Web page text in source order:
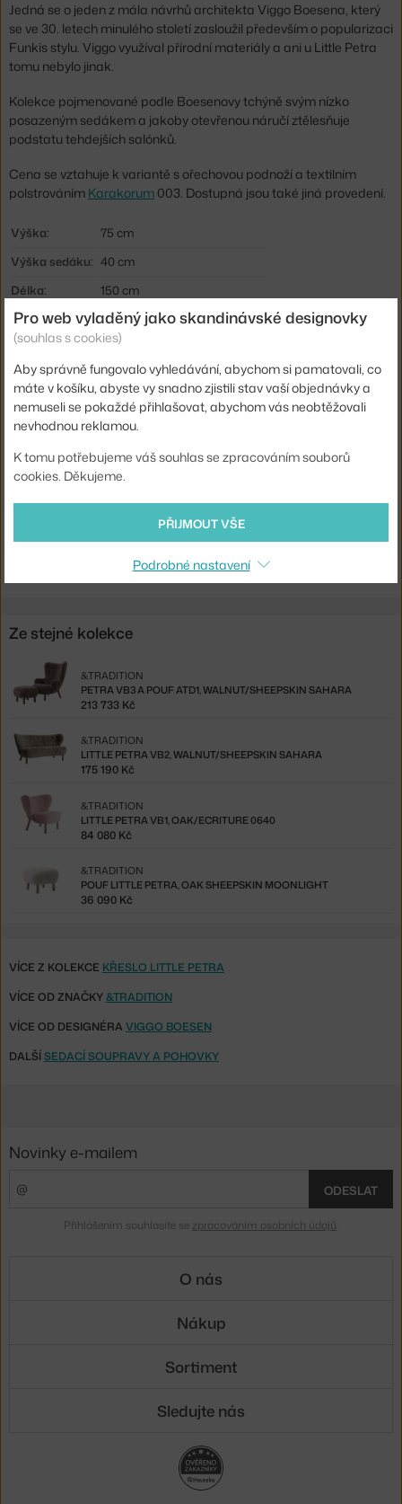
Jedná se o jeden z mála návrhů architekta Viggo Boesena, který
se ve 30. letech minulého století zasloužil především o popularizaci
Funkis stylu. Viggo využíval přírodní materiály a ani u Little Petra
tomu nebylo jinak.
Kolekce pojmenované podle Boesenovy tchýně svým nízko
posazeným sedákem a jakoby otevřenou náručí ztělesňuje
podstatu tehdejších salónků.
Cena se vztahuje k variantě s ořechovou podnoží a textilním
polstrováním Karakorum 003. Dostupná jsou také jiná provedení.
Výška:
75 cm
Výška sedáku: 40 cm
Délka:
150 cm
Hloubka:
83 cm
Hmotnost:
35 kg
Barva:
krémová
Materiál:
ořechové dřevo, textilní potah
Kód produktu
AND-134428A235A020A399
EAN
5705385018606
Ste zo Slovenska? Prejdite naSofa Little Petra VB2, walnut /
Shopping from the EU? Switch toLittle Petra VB2, walnut /
Ze stejné kolekce
PETRA VB3 A POUF ATD1, WALNUT/SHEEPSKIN SAHARA
&TRADITION
213 733 Kč
LITTLE PETRA VB2, WALNUT/SHEEPSKIN SAHARA
&TRADITION
175 190 Kč
LITTLE PETRA VB1, OAK/ECRITURE 0640
&TRADITION
84 080 Kč
POUF LITTLE PETRA, OAK SHEEPSKIN MOONLIGHT
&TRADITION
36 090 Kč
VÍCE Z KOLEKCE KŘESLO LITTLE PETRA
VÍCE OD ZNAČKY&TRADITION
VÍCE OD DESIGNÉRA VIGGO BOESEN
DALŠÍSEDACÍ SOUPRAVY A POHOVKY
Pro web vyladěný jako skandinávské designovky
(souhlas s cookies)
Aby správně fungovalo vyhledávání, abychom si pamatovali, co
máte v košíku, abyste vy snadno zjistili stav vaší objednávky a
nemuseli se pokaždé přihlašovat, abychom vás neobtěžovali
nevhodnou reklamou.
K tomu potřebujeme váš souhlas se zpracováním souborů
cookies. Děkujeme.
PŘIJMOUT VŠE
Podrobné nastavení
Novinky e-mailem
ODESLAT
Přihlášením souhlasíte se zpracováním osobních údajů
O nás
Nákup
Sortiment
Sledujte nás